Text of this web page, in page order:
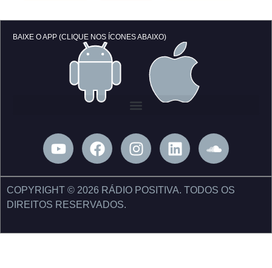
BAIXE O APP (CLIQUE NOS ÍCONES ABAIXO)
Y
o
t
u
e
F
a
e
b
o
I
n
t
r
L
i
k
i
S
o
n
l
COPYRIGHT © 2026 RÁDIO POSITIVA. TODOS OS
DIREITOS RESERVADOS.